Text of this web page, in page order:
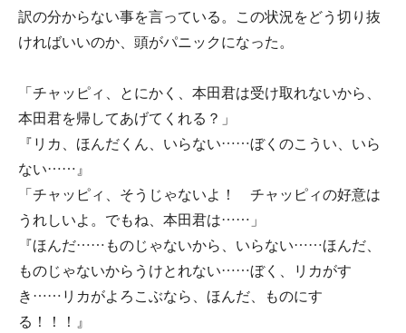
訳の分からない事を言っている。この状況をどう切り抜
ければいいのか、頭がパニックになった。
「チャッピィ、とにかく、本田君は受け取れないから、
本田君を帰してあげてくれる？」
『リカ、ほんだくん、いらない……ぼくのこうい、いら
ない……』
「チャッピィ、そうじゃないよ！ チャッピィの好意は
うれしいよ。でもね、本田君は……」
『ほんだ……ものじゃないから、いらない……ほんだ、
ものじゃないからうけとれない……ぼく、リカがす
き……リカがよろこぶなら、ほんだ、ものにす
る！！！』